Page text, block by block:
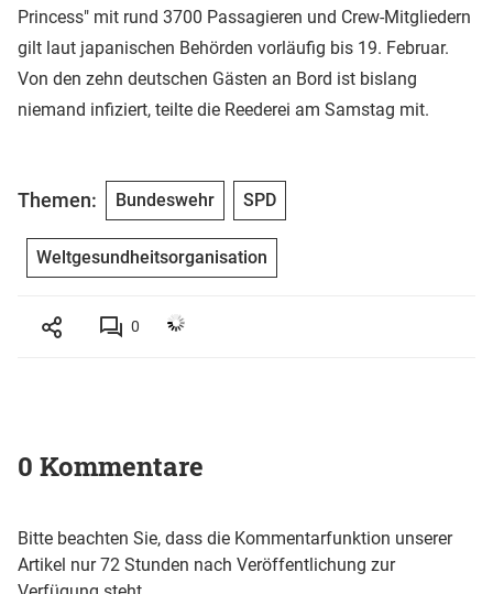
Princess" mit rund 3700 Passagieren und Crew-Mitgliedern
gilt laut japanischen Behörden vorläufig bis 19. Februar.
Von den zehn deutschen Gästen an Bord ist bislang
niemand infiziert, teilte die Reederei am Samstag mit.
Themen: Bundeswehr SPD
Weltgesundheitsorganisation
0
0 Kommentare
Bitte beachten Sie, dass die Kommentarfunktion unserer
Artikel nur 72 Stunden nach Veröffentlichung zur